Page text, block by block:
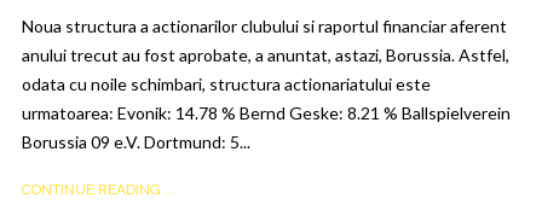
Noua structura a actionarilor clubului si raportul financiar aferent
anului trecut au fost aprobate, a anuntat, astazi, Borussia. Astfel,
odata cu noile schimbari, structura actionariatului este
urmatoarea: Evonik: 14.78 % Bernd Geske: 8.21 % Ballspielverein
Borussia 09 e.V. Dortmund: 5...
CONTINUE READING ...